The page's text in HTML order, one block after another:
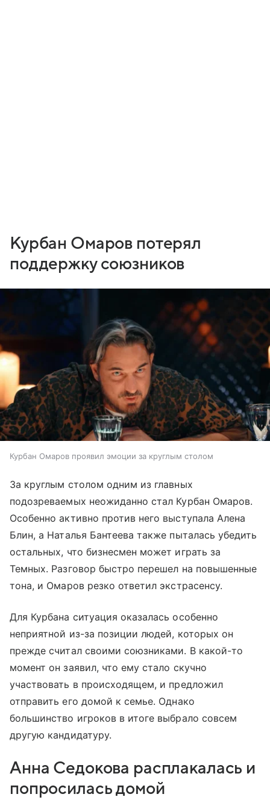
Курбан Омаров потерял
поддержку союзников
Курбан Омаров проявил эмоции за круглым столом
За круглым столом одним из главных
подозреваемых неожиданно стал Курбан Омаров.
Особенно активно против него выступала Алена
Блин, а Наталья Бантеева также пыталась убедить
остальных, что бизнесмен может играть за
Темных. Разговор быстро перешел на повышенные
тона, и Омаров резко ответил экстрасенсу.
Для Курбана ситуация оказалась особенно
неприятной из-за позиции людей, которых он
прежде считал своими союзниками. В какой-то
момент он заявил, что ему стало скучно
участвовать в происходящем, и предложил
отправить его домой к семье. Однако
большинство игроков в итоге выбрало совсем
другую кандидатуру.
Анна Седокова расплакалась и
попросилась домой